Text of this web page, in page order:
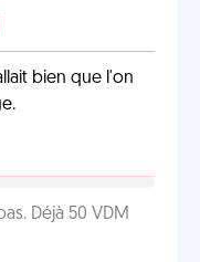
bien que l'on
Déjà 50 VDM